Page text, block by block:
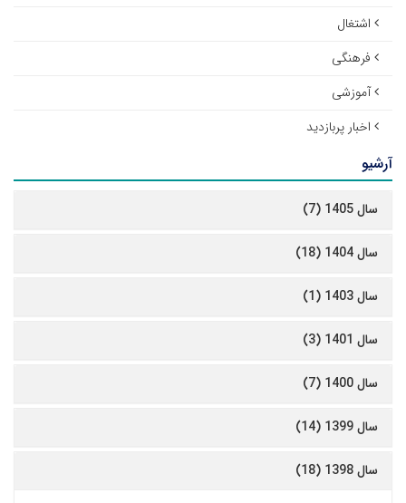
اشتغال
فرهنگی
آموزشی
اخبار پربازدید
آرشیو
سال 1405 (7)
سال 1404 (18)
سال 1403 (1)
سال 1401 (3)
سال 1400 (7)
سال 1399 (14)
سال 1398 (18)